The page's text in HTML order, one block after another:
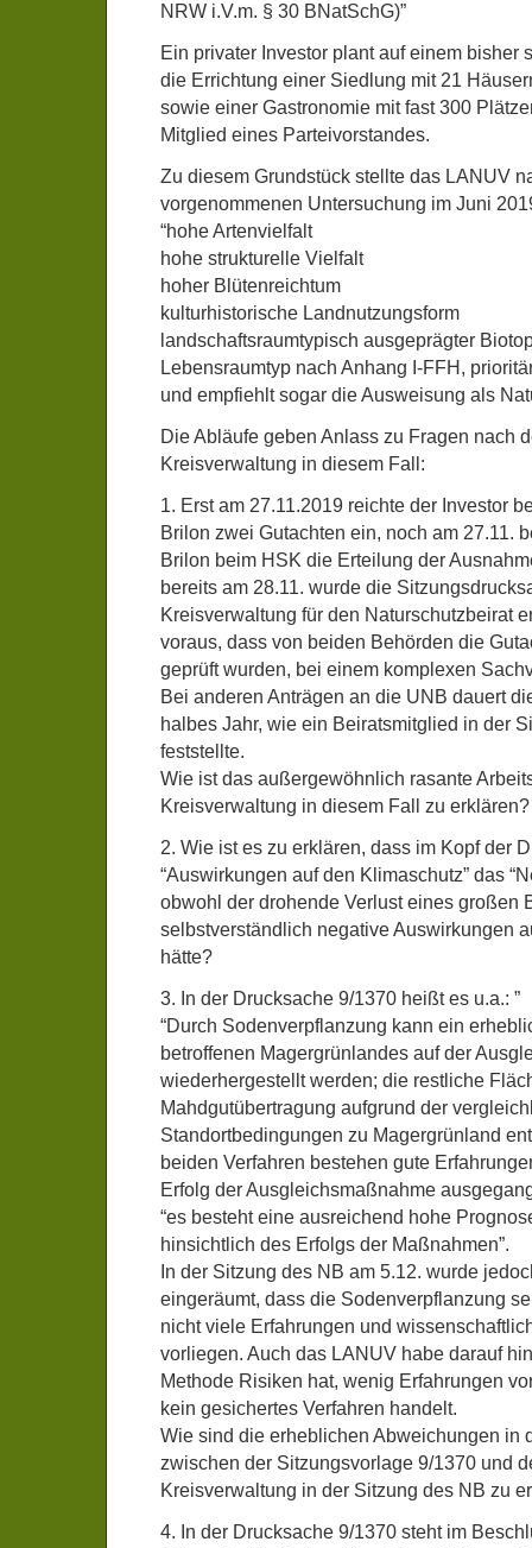
NRW i.V.m. § 30 BNatSchG)”
Ein privater Investor plant auf einem bisher
die Errichtung einer Siedlung mit 21
sowie einer Gastronomie mit fast 300
Mitglied eines Parteivorstandes.
Zu diesem Grundstück stellte das LANUV
vorgenommenen Untersuchung im Juni
“hohe Artenvielfalt
hohe strukturelle Vielfalt
hoher Blütenreichtum
kulturhistorische Landnutzungsform
landschaftsraumtypisch ausgeprägter
Lebensraumtyp nach Anhang I-FFH,
und empfiehlt sogar die Ausweisung als
Die Abläufe geben Anlass zu Fragen nach
Kreisverwaltung in diesem Fall:
1. Erst am 27.11.2019 reichte der Investor
Brilon zwei Gutachten ein, noch am 27.11.
Brilon beim HSK die Erteilung der
bereits am 28.11. wurde die
Kreisverwaltung für den Naturschutzbeirat
voraus, dass von beiden Behörden die
geprüft wurden, bei einem komplexen
Bei anderen Anträgen an die UNB dauert
halbes Jahr, wie ein Beiratsmitglied in der
feststellte.
Wie ist das außergewöhnlich rasante
Kreisverwaltung in diesem Fall zu erklären?
2. Wie ist es zu erklären, dass im Kopf der
“Auswirkungen auf den Klimaschutz” das
obwohl der drohende Verlust eines großen
selbstverständlich negative Auswirkungen
hätte?
3. In der Drucksache 9/1370 heißt es u.a.: ”
“Durch Sodenverpflanzung kann ein
betroffenen Magergrünlandes auf der
wiederhergestellt werden; die restliche
Mahdgutübertragung aufgrund der
Standortbedingungen zu Magergrünland
beiden Verfahren bestehen gute
Erfolg der Ausgleichsmaßnahme
“es besteht eine ausreichend hohe
hinsichtlich des Erfolgs der Maßnahmen”.
In der Sitzung des NB am 5.12. wurde
eingeräumt, dass die Sodenverpflanzung
nicht viele Erfahrungen und
vorliegen. Auch das LANUV habe darauf
Methode Risiken hat, wenig Erfahrungen
kein gesichertes Verfahren handelt.
Wie sind die erheblichen Abweichungen in
zwischen der Sitzungsvorlage 9/1370 und
Kreisverwaltung in der Sitzung des NB zu
4. In der Drucksache 9/1370 steht im